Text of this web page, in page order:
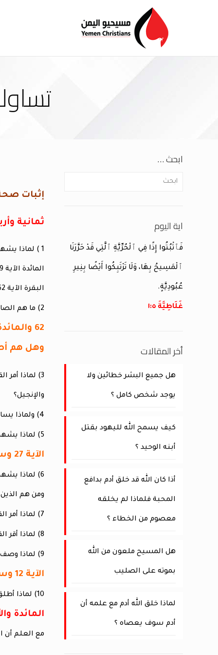
إثبات
ثمانية
1 ) لماذا
المائدة الآية 69 وفي سورة
البقرة الآية 62 ؟ وشهد بأن المسيحين مؤمنين موحدين ؟
2) ما هم الصابئون المذكورين في
62 والمائدة الآية 69 ؟
وهل هم
3) لماذا أمر القرآن المسلمين في سورة
والإنجيل؟
4) ولماذا يساوي القرآن بين الصوامع والمساجد في سورة الحج
5) لماذا يشهد القرآن للمسيحين بحسن الأخلاق في
الآية 27 وسورة آل عمران الآيات 113 و114 ؟
6) لماذا يشهد القرآن في
ومن هم
7) لماذا أمر القرآن في
8) لماذا أقر القرآن في
9) لماذا وصف القرآن الكتاب المقدس بأنه هدي ونور ورحمة وفية ذكري لأولي الألباب
الآية 12 وسورة غافر الآيات 53 و54 وسورة الأنعام الآية 154 ؟
10) لماذا أطلق القرآن على الكتاب المقدس ألقاب الكتاب والفرقان والذكر
المائدة
مع العلم أن
ابحث …
اية اليوم
فَٱثْبُتُوا إِذًا فِي ٱلْحُرِّيَّةِ ٱلَّتِي قَدْ حَرَّرَنَا
ٱلْمَسِيحُ بِهَا، وَلَا تَرْتَبِكُوا أَيْضًا بِنِيرِ
عُبُودِيَّةٍ.
غَلَاطِيَّةَ ٥:‏١
أخر المقالات
هل جميع البشر خطائين ولا
يوجد شخص كامل ؟
كيف يسمح الله لليهود بقتل
أبنه الوحيد ؟
أذا كان الله قد خلق أدم بدافع
المحبة فلماذا لم يخلقه
معصوم من الخطاء ؟
هل المسيح ملعون من الله
بموته على الصليب
لماذا خلق الله أدم مع علمه أن
أدم سوف يعصاه ؟